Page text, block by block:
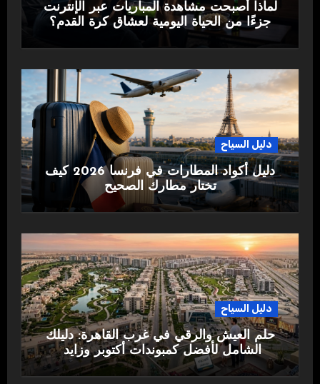
لماذا أصبحت مشاهدة المباريات عبر الإنترنت
جزءًا من الحياة اليومية لعشاق كرة القدم؟
دليل السياح
دليل أكواد المطارات في فرنسا 2026 كيف
تختار مطارك الصحيح
دليل السياح
حلم العيش والرقي في غرب القاهرة: دليلك
الشامل لأفضل كمبوندات أكتوبر وزايد